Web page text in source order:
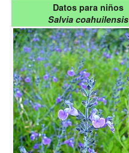
Datos para niños
Salvia coahuilensis